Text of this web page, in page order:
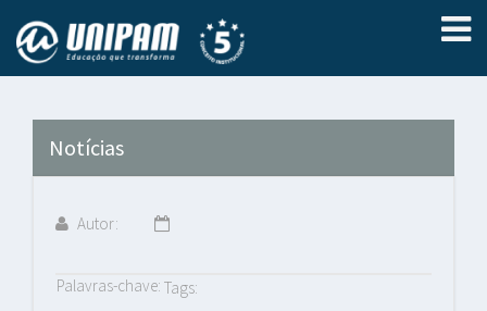
Notícias
Autor:
Palavras-chave: Tags: